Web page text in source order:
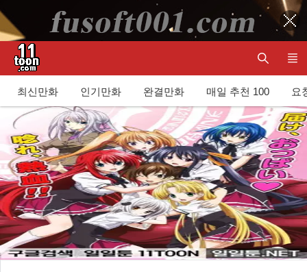
최신만화 인기만화 완결만화 매일 추천 100 요